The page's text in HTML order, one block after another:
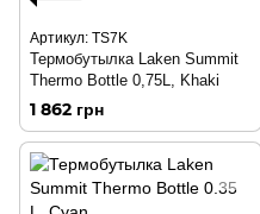
Артикул: TS7K
Термобутылка Laken Summit
Thermo Bottle 0,75L, Khaki
1 862 грн